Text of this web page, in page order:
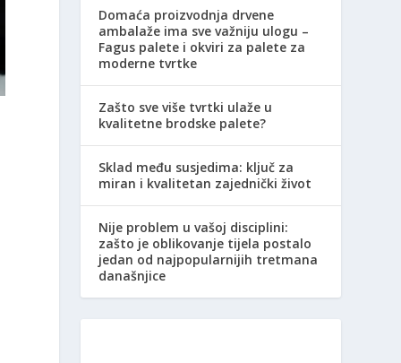
Domaća proizvodnja drvene
ambalaže ima sve važniju ulogu –
Fagus palete i okviri za palete za
moderne tvrtke
Zašto sve više tvrtki ulaže u
kvalitetne brodske palete?
Sklad među susjedima: ključ za
miran i kvalitetan zajednički život
Nije problem u vašoj disciplini:
zašto je oblikovanje tijela postalo
jedan od najpopularnijih tretmana
današnjice